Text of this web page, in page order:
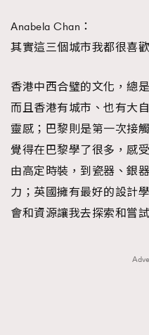
Anabela Chan：
其實這三個城市我都很喜
香港中西合璧的文化，總
而且香港有城市、也有大
靈感；巴黎則是第一次接
覺得在巴黎學了很多，感
由高定時裝，到瓷器、銀
力；英國擁有最好的設計
會和資源讓我去探索和嘗試